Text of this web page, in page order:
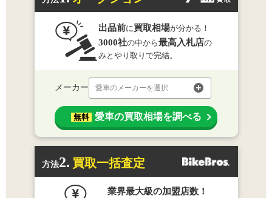
出品前に 買取相場が分かる！
3000社の中から最高入札店の
みとやり取りで完結。
メーカー 愛車のメーカーを選択
無料 愛車の買取相場を調べる
方法2. 買取一括査定
業界最大級の加盟店数！